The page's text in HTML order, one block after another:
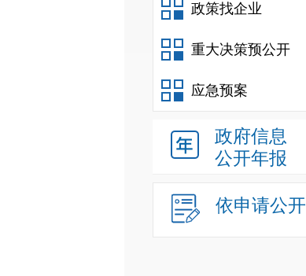
政策找企业
重大决策预公开
应急预案
政府信息
公开年报
依申请公开